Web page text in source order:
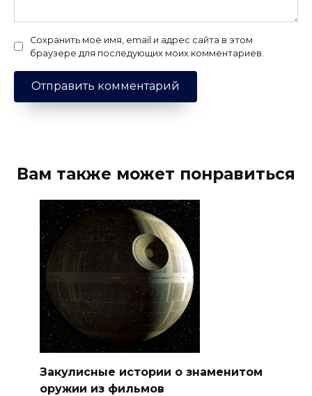
Сохранить моё имя, email и адрес сайта в этом
браузере для последующих моих комментариев.
Вам также может понравиться
Закулисные истории о знаменитом
оружии из фильмов